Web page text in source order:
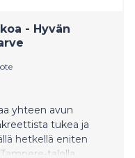
- Hyvän
yhteen avun
tukea ja
hetkellä eniten
talolla